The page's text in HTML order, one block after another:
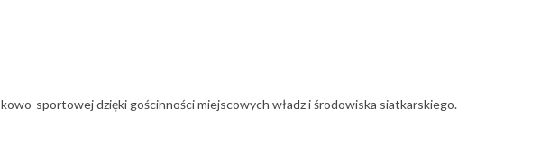
sportowej dzięki gościnności miejscowych władz i środowiska siatkarskiego.